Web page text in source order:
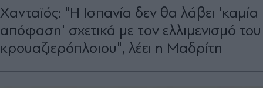
Χανταϊός: "H Ισπανία δεν θα λάβει 'καμία
απόφαση' σχετικά με τoν ελλιμενισμό του
κρουαζιερόπλοιου", λέει η Μαδρίτη